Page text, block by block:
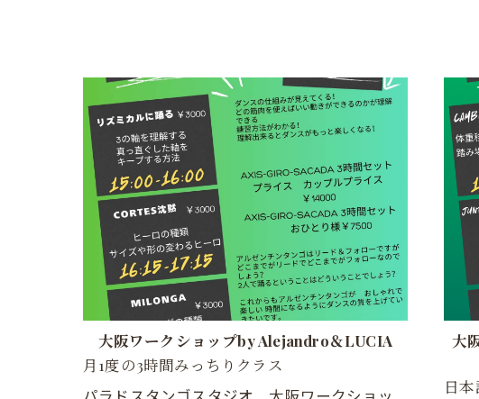
大阪ワークショップby Alejandro＆LUCIA
月1度の3時間みっちりクラス
大
日